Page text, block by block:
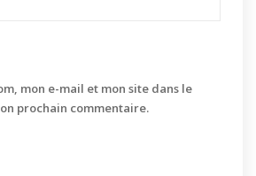
mon e-mail et mon site dans le
prochain commentaire.